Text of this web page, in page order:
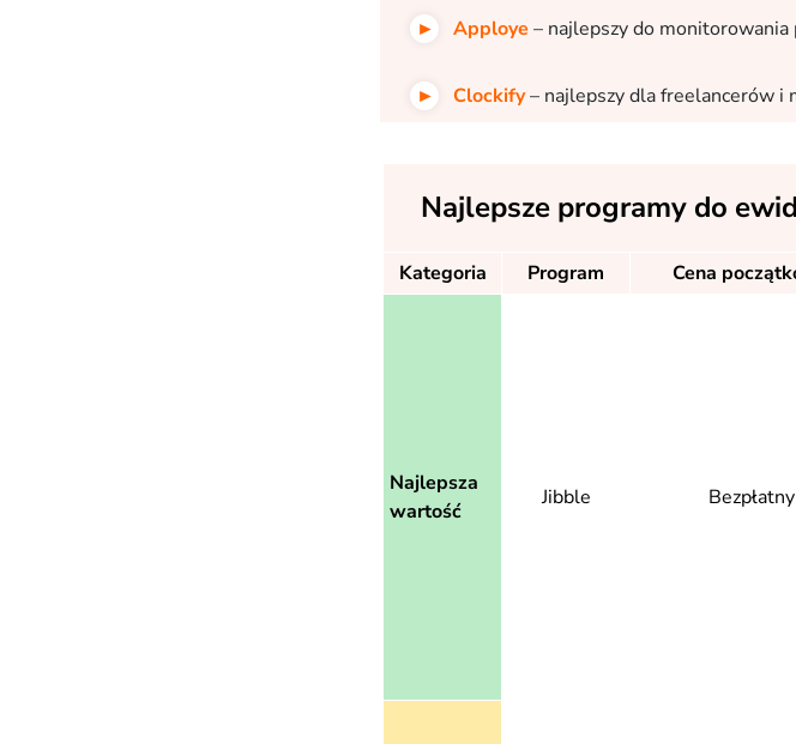
Apploye – najlepszy do
Clockify– najlepszy dla freelancerów i
Najlepsze programy do
Kategoria Program Cena
Najlepsza
wartość
Jibble Bezpłatny